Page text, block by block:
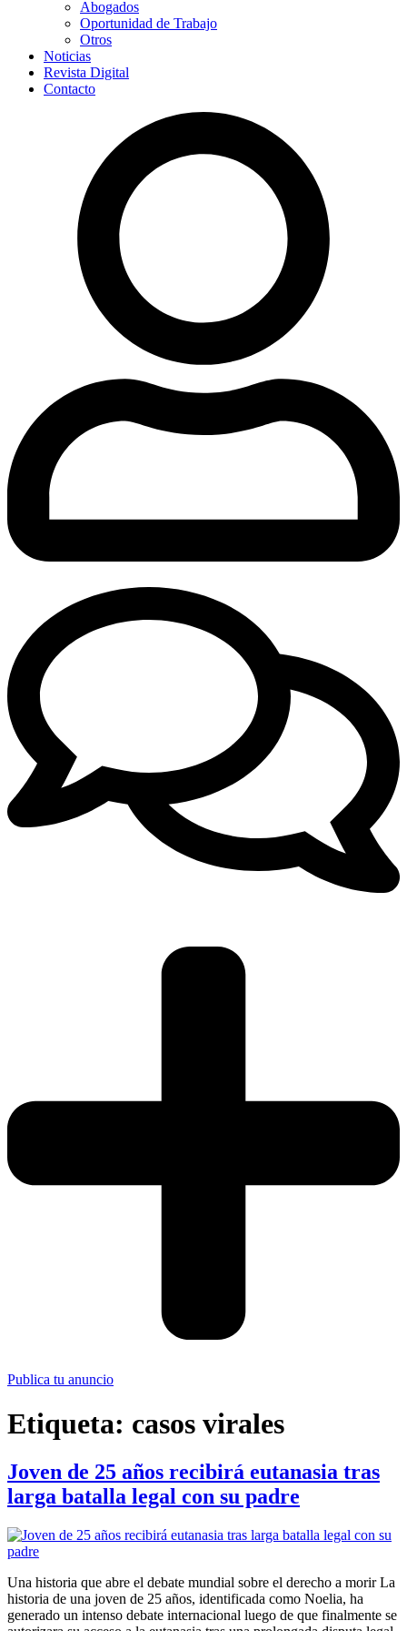
Abogados
Oportunidad de Trabajo
Otros
Noticias
Revista Digital
Contacto
Publica tu anuncio
Etiqueta: casos virales
Joven de 25 años recibirá eutanasia tras
larga batalla legal con su padre
Una historia que abre el debate mundial sobre el derecho a morir La
historia de una joven de 25 años, identificada como Noelia, ha
generado un intenso debate internacional luego de que finalmente se